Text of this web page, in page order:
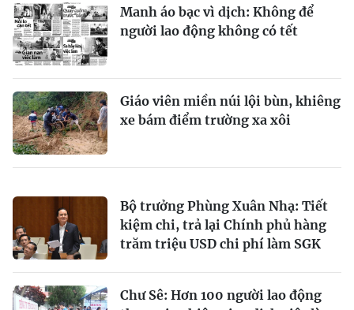
Manh áo bạc vì dịch: Không để
người lao động không có tết
Giáo viên miền núi lội bùn, khiêng
xe bám điểm trường xa xôi
Bộ trưởng Phùng Xuân Nhạ: Tiết
kiệm chi, trả lại Chính phủ hàng
trăm triệu USD chi phí làm SGK
Chư Sê: Hơn 100 người lao động